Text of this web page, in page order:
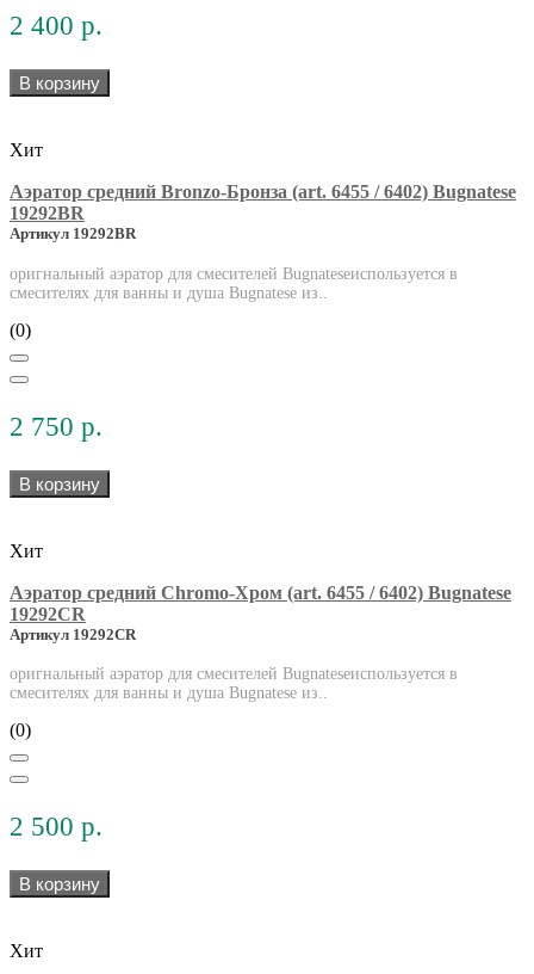
2 400 р.
В корзину
Хит
Аэратор средний Bronzo-Бронза (art. 6455 / 6402) Bugnatese
19292BR
Артикул 19292BR
оригнальный аэратор для смесителей Bugnateseиспользуется в
смесителях для ванны и душа Bugnatese из..
(0)
2 750 р.
В корзину
Хит
Аэратор средний Chromo-Хром (art. 6455 / 6402) Bugnatese
19292CR
Артикул 19292CR
оригнальный аэратор для смесителей Bugnateseиспользуется в
смесителях для ванны и душа Bugnatese из..
(0)
2 500 р.
В корзину
Хит